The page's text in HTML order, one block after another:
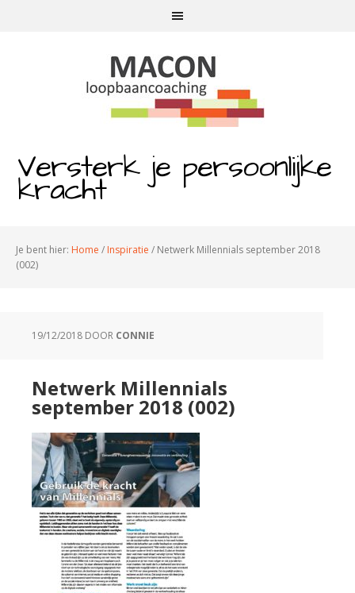
Versterk je persoonlijke
kracht
Je bent hier: Home / Inspiratie / Netwerk Millennials september 2018
(002)
19/12/2018 DOOR CONNIE
Netwerk Millennials
september 2018 (002)